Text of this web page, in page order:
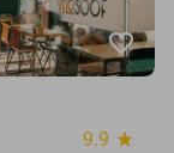
favorite_border
9.9 star